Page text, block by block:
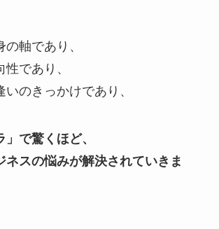
軸であり、
であり、
のきっかけであり、
」で驚くほど、
ネスの悩みが解決されていきま